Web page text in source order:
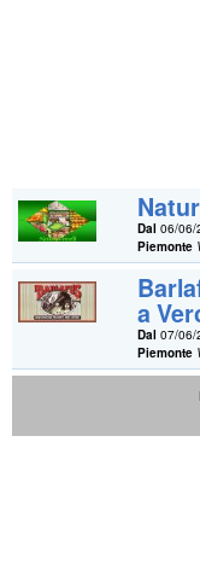
Dal 06/
Piemonte
a
Dal 07/
Piemonte